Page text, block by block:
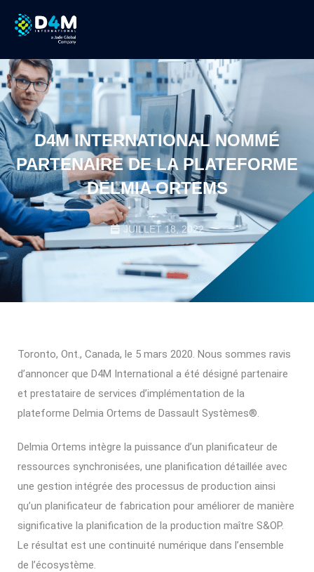
D4M INTERNATIONAL NOMMÉ
PARTENAIRE DE LA PLATEFORME
DELMIA ORTEMS
JUILLET 18, 2022
Toronto, Ont., Canada, le 5 mars 2020. Nous sommes ravis
d’annoncer que D4M International a été désigné partenaire
et prestataire de services d’implémentation de la
plateforme Delmia Ortems de Dassault Systèmes®.
Delmia Ortems intègre la puissance d’un planificateur de
ressources synchronisées, une planification détaillée avec
une gestion intégrée des processus de production ainsi
qu’un planificateur de fabrication pour améliorer de manière
significative la planification de la production maître S&OP.
Le résultat est une continuité numérique dans l’ensemble
de l’écosystème.